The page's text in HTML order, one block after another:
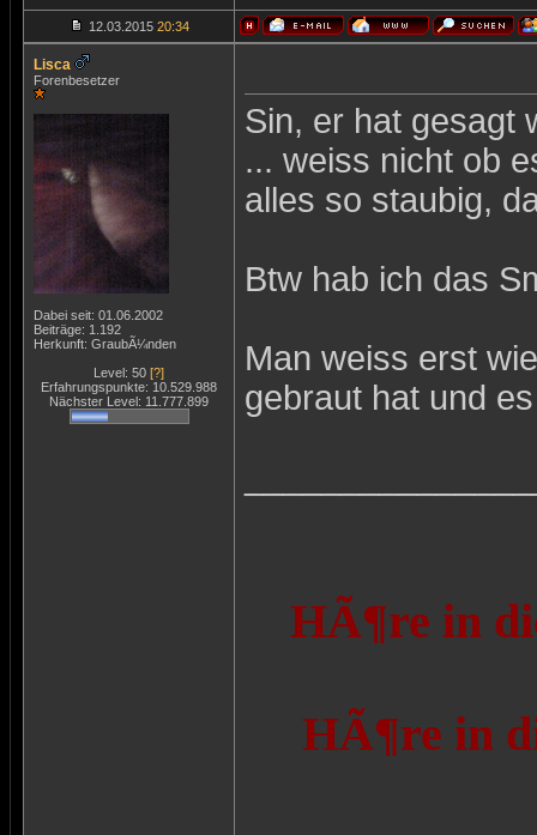
12.03.2015 20:34
Lisca
Forenbesetzer
Dabei seit: 01.06.2002
Beiträge: 1.192
Herkunft: GraubÃ¼nden
Level: 50 [?]
Erfahrungspunkte: 10.529.988
Nächster Level: 11.777.899
Sin, er hat gesagt
... weiss nicht ob
alles so staubig,
Btw hab ich das
Man weiss erst
gebraut hat und
HÃ¶re in
HÃ¶re in